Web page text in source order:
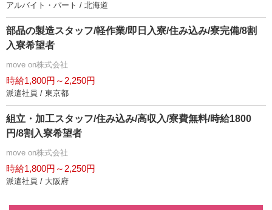
アルバイト・パート / 北海道
部品の製造スタッフ/軽作業/即日入寮/住み込み/寮完備/8割
入寮希望者
move on株式会社
時給1,800円～2,250円
派遣社員 / 東京都
組立・加工スタッフ/住み込み/高収入/寮費無料/時給1800
円/8割入寮希望者
move on株式会社
時給1,800円～2,250円
派遣社員 / 大阪府